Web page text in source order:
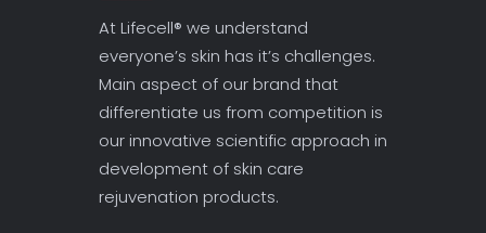
At Lifecell® we understand
everyone’s skin has it’s challenges.
Main aspect of our brand that
differentiate us from competition is
our innovative scientific approach in
development of skin care
rejuvenation products.